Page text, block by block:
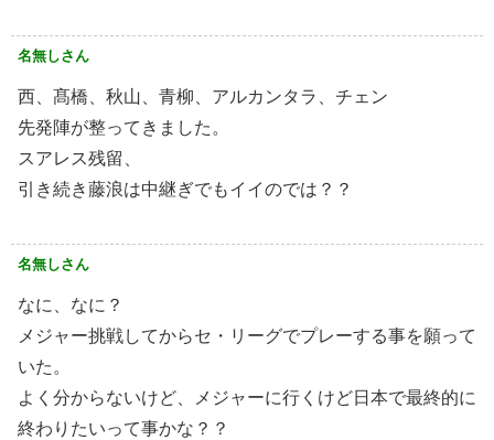
名無しさん
西、髙橋、秋山、青柳、アルカンタラ、チェン
先発陣が整ってきました。
スアレス残留、
引き続き藤浪は中継ぎでもイイのでは？？
名無しさん
なに、なに？
メジャー挑戦してからセ・リーグでプレーする事を願って
いた。
よく分からないけど、メジャーに行くけど日本で最終的に
終わりたいって事かな？？